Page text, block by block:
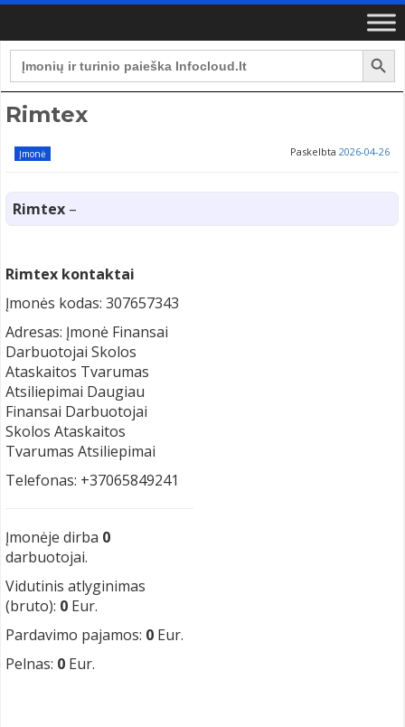
Search
for:
Search Button
Rimtex
Įmonė Paskelbta 2026-04-26
Rimtex –
Rimtex kontaktai
Įmonės kodas: 307657343
Adresas: Įmonė Finansai
Darbuotojai Skolos
Ataskaitos Tvarumas
Atsiliepimai Daugiau
Finansai Darbuotojai
Skolos Ataskaitos
Tvarumas Atsiliepimai
Telefonas: +37065849241
Įmonėje dirba 0
darbuotojai.
Vidutinis atlyginimas
(bruto): 0 Eur.
Pardavimo pajamos: 0 Eur.
Pelnas: 0 Eur.